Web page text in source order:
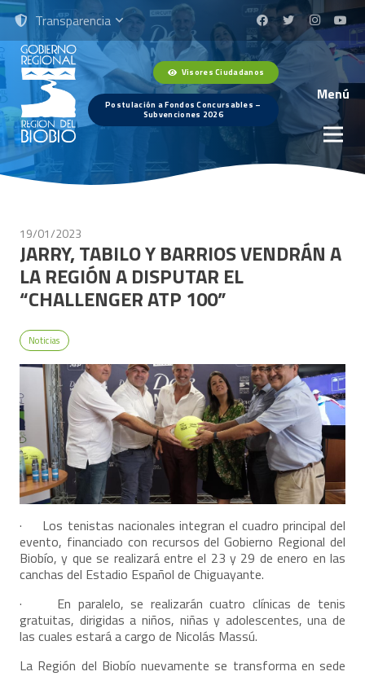
Transparencia
Visores Ciudadanos
Postulación a Fondos Concursables –
Subvenciones 2026
Menú
19/01/2023
JARRY, TABILO Y BARRIOS VENDRÁN A
LA REGIÓN A DISPUTAR EL
“CHALLENGER ATP 100”
Noticias
· Los tenistas nacionales integran el cuadro principal del
evento, financiado con recursos del Gobierno Regional del
Biobío, y que se realizará entre el 23 y 29 de enero en las
canchas del Estadio Español de Chiguayante.
· En paralelo, se realizarán cuatro clínicas de tenis
gratuitas, dirigidas a niños, niñas y adolescentes, una de
las cuales estará a cargo de Nicolás Massú.
La Región del Biobío nuevamente se transforma en sede